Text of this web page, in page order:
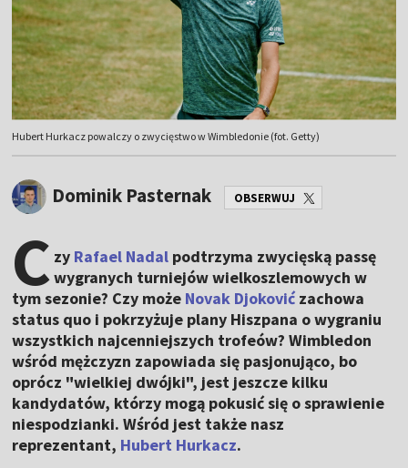
Hubert Hurkacz powalczy o zwycięstwo w Wimbledonie (fot. Getty)
Dominik Pasternak OBSERWUJ
C zy Rafael Nadal podtrzyma zwycięską passę
wygranych turniejów wielkoszlemowych w
tym sezonie? Czy może Novak Djoković zachowa
status quo i pokrzyżuje plany Hiszpana o wygraniu
wszystkich najcenniejszych trofeów? Wimbledon
wśród mężczyzn zapowiada się pasjonująco, bo
oprócz "wielkiej dwójki", jest jeszcze kilku
kandydatów, którzy mogą pokusić się o sprawienie
niespodzianki. Wśród jest także nasz
reprezentant, Hubert Hurkacz.